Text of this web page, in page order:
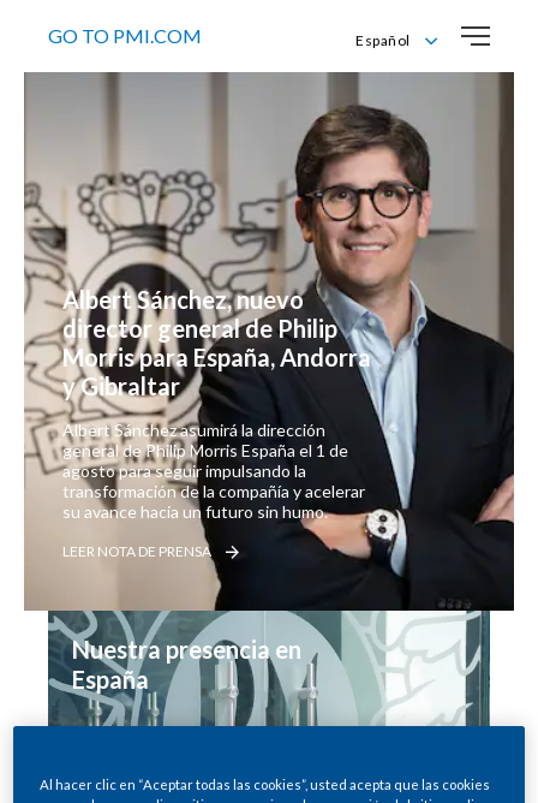
GO TO PMI.COM
Español
Español
Albert Sánchez, nuevo
director general de Philip
Morris para España, Andorra
y Gibraltar
Albert Sánchez asumirá la dirección
general de Philip Morris España el 1 de
agosto para seguir impulsando la
transformación de la compañía y acelerar
su avance hacia un futuro sin humo.
LEER NOTA DE PRENSA
Nuestra presencia en
España
Al hacer clic en “Aceptar todas las cookies”, usted acepta que las cookies